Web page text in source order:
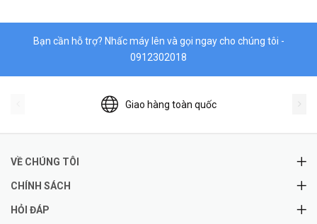
Bạn cần hỗ trợ? Nhấc máy lên và gọi ngay cho chúng tôi -
0912302018
Giao hàng toàn quốc
VỀ CHÚNG TÔI
CHÍNH SÁCH
HỎI ĐÁP